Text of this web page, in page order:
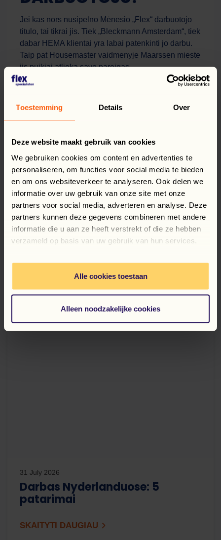
Toestemming Details Over
Deze website maakt gebruik van cookies
We gebruiken cookies om content en advertenties te
personaliseren, om functies voor social media te bieden
en om ons websiteverkeer te analyseren. Ook delen we
informatie over uw gebruik van onze site met onze
partners voor social media, adverteren en analyse. Deze
partners kunnen deze gegevens combineren met andere
informatie die u aan ze heeft verstrekt of die ze hebben
verzameld op basis van uw gebruik van hun services.
Alle cookies toestaan
Alleen noodzakelijke cookies
Jei kas nors nusipelno Mėnesio „Flex“ darbuotojo
titulo, tai tikrai jis. Tiek „Bleckmann Amsterdam“, tiek
dabar HEMA klientai yra labai patenkinti jo darbu.
Taip pat Housemaster vaidmenyje Maarssen mieste
jis puikiai atlieka savo pareigas.
„Flex“ darbuotojo titulu!
FacebookLinkedIn
GRĮŽTI Į APŽVALGĄ
Naujienos, atnaujinimai ir dar daugiau
SUSIJĘPRANEŠIMAI
31 July 2026
Darbas Nyderlanduose: 5
patarimai
SKAITYTI DAUGIAU